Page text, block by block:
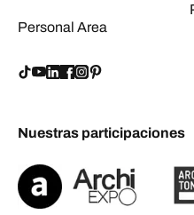
Personal Area
Nuestras participaciones